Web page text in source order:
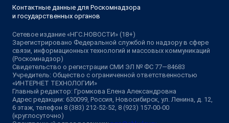
Контактные данные для Роскомнадзора
и государственных органов
Сетевое издание «НГС.НОВОСТИ» (18+)
Зарегистрировано Федеральной службой по надзору в сфере
связи, информационных технологий и массовых коммуникаций
(Роскомнадзор)
Свидетельство о регистрации СМИ ЭЛ № ФС 77—84683
Учредитель: Общество с ограниченной ответственностью
«ИНТЕРНЕТ ТЕХНОЛОГИИ»
Главный редактор: Громкова Елена Александровна
Адрес редакции: 630099, Россия, Новосибирск, ул. Ленина, д. 12,
6 этаж, телефон 8 (383) 212-52-52, 8 (923) 157-00-00
(круглосуточно)